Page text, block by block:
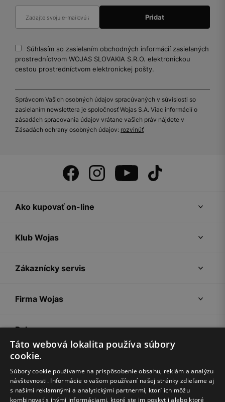
Súhlasím so zasielaním obchodných informácií zasielaných
prostredníctvom WOJAS SLOVAKIA S.R.O. elektronickou
cestou prostredníctvom elektronickej pošty.
Správcom Vašich osobných údajov spracúvaných v súvislosti so
zasielaním newslettera je spoločnosť Wojas S.A. Viac informácií o
zásadách spracovania údajov vrátane vašich práv nájdete v
Zásadách ochrany osobných údajov: rozvinúť
Ako kupovať on-line
Klub Wojas
Zákaznícky servis
Firma Wojas
Pokyny
Táto webová lokalita používa súbory
cookie.
Súbory cookie používame na prispôsobenie obsahu, reklám a analýzu
návštevnosti. Informácie o vašom používaní našej stránky zdieľame aj
s našimi reklamnými a analytickými partnermi, ktorí ich môžu
kombinovať s inými informáciami, ktoré ste im poskytli alebo ktoré